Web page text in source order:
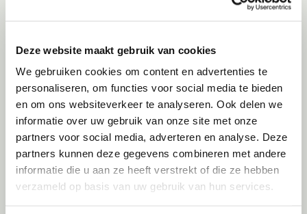
Deze website maakt gebruik van cookies
We gebruiken cookies om content en advertenties te
personaliseren, om functies voor social media te bieden
en om ons websiteverkeer te analyseren. Ook delen we
informatie over uw gebruik van onze site met onze
partners voor social media, adverteren en analyse. Deze
partners kunnen deze gegevens combineren met andere
informatie die u aan ze heeft verstrekt of die ze hebben
verzameld op basis van uw gebruik van hun services.
Woozles
Beringen